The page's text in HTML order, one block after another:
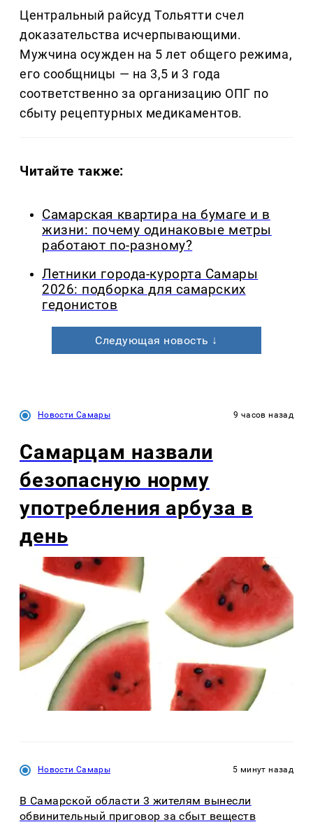
Центральный райсуд Тольятти счел
доказательства исчерпывающими.
Мужчина осужден на 5 лет общего режима,
его сообщницы — на 3,5 и 3 года
соответственно за организацию ОПГ по
сбыту рецептурных медикаментов.
Читайте также:
Самарская квартира на бумаге и в
жизни: почему одинаковые метры
работают по-разному?
Летники города-курорта Самары
2026: подборка для самарских
гедонистов
Следующая новость ↓
Новости Самары 9 часов назад
Самарцам назвали
безопасную норму
употребления арбуза в
день
Новости Самары 5 минут назад
В Самарской области 3 жителям вынесли
обвинительный приговор за сбыт веществ